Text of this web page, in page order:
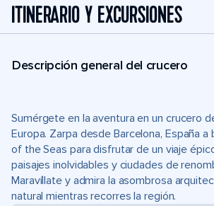
ITINERARIO Y EXCURSIONES
Descripción general del crucero
Sumérgete en la aventura en un crucero
Europa. Zarpa desde Barcelona, España
of the Seas para disfrutar de un viaje
paisajes inolvidables y ciudades de
Maravíllate y admira la asombrosa
natural mientras recorres la región.